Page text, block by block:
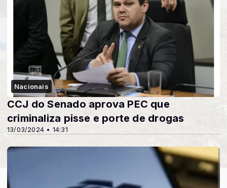
Nacionais
13/03/2024 • 14:31
CCJ do Senado aprova PEC que
criminaliza pisse e porte de drogas